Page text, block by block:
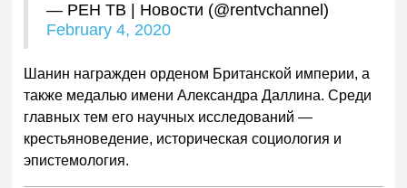
— РЕН ТВ | Новости (@rentvchannel)
February 4, 2020
Шанин награжден орденом Британской империи, а
также медалью имени Александра Даллина. Среди
главных тем его научных исследований —
крестьяноведение, историческая социология и
эпистемология.